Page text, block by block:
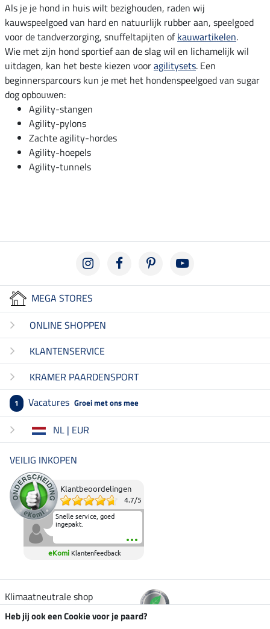
Als je je hond in huis wilt bezighouden, raden wij
kauwspeelgoed van hard en natuurlijk rubber aan, speelgoed
voor de tandverzorging, snuffeltapijten ofkauwartikelen.
Wie met zijn hond sportief aan de slag wil en lichamelijk wil
uitdagen, kan het beste kiezen vooragilitysets. Een
beginnersparcours kun je met het hondenspeelgoed van sugar
dog opbouwen:
Agility-stangen
Agility-pylons
Zachte agility-hordes
Agility-hoepels
Agility-tunnels
MEGA STORES
ONLINE SHOPPEN
KLANTENSERVICE
KRAMER PAARDENSPORT
1 Vacatures Groei met ons mee
NL | EUR
VEILIG INKOPEN
Klantbeoordelingen
4.7/5
Snelle service, goed
ingepakt.
eKomi Klantenfeedback
Klimaatneutrale shop
Heb jij ook een Cookie voor je paard?